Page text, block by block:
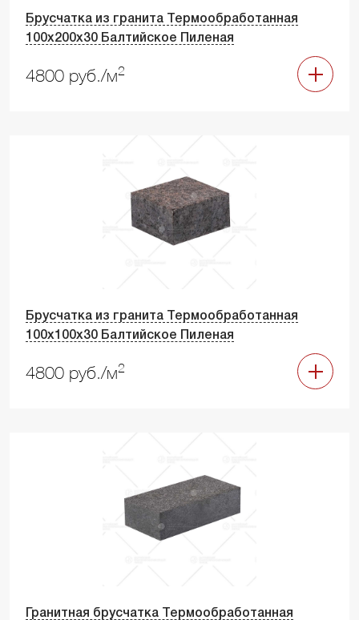
Брусчатка из гранита Термообработанная
100х200х30 Балтийское Пиленая
4800 руб./м2
Брусчатка из гранита Термообработанная
100х100х30 Балтийское Пиленая
4800 руб./м2
Гранитная брусчатка Термообработанная